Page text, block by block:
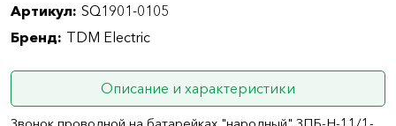
Артикул: SQ1901-0105
Бренд: TDM Electric
Описание и характеристики